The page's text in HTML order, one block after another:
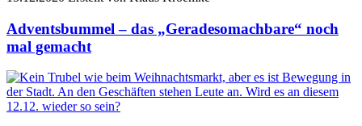
Adventsbummel – das „Geradesomachbare“ noch
mal gemacht